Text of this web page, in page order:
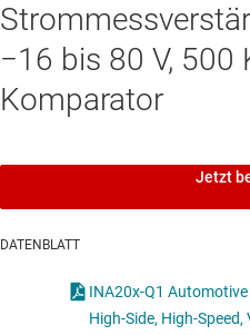
−16 bis 80 V, 500
Komparator
Jetzt
DATENBLATT
INA20x-Q1
High-Side, High-Speed, Voltage-Output, Current-Sense